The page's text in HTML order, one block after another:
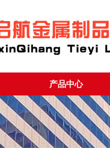
产品中心